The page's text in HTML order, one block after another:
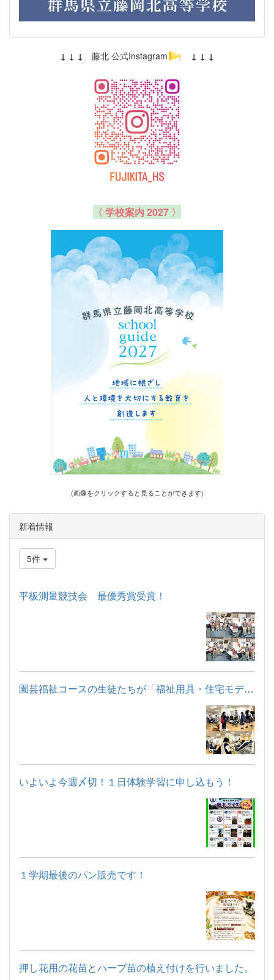
↓ ↓ ↓ 藤北 公式Instagram ↓ ↓ ↓
〈 学校案内 2027 〉
(画像をクリックすると見ることができます)
新着情報
5件
平板測量競技会 最優秀賞受賞！
園芸福祉コースの生徒たちが「福祉用具・住宅モデルルーム見学」...
いよいよ今週〆切！１日体験学習に申し込もう！
１学期最後のパン販売です！
押し花用の花苗とハーブ苗の植え付けを行いました。